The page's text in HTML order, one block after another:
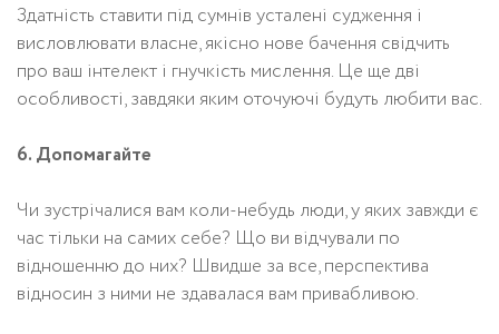
Здатність ставити під сумнів усталені судження і
висловлювати власне, якісно нове бачення свідчить
про ваш інтелект і гнучкість мислення. Це ще дві
особливості, завдяки яким оточуючі будуть любити вас.
6. Допомагайте
Чи зустрічалися вам коли-небудь люди, у яких завжди є
час тільки на самих себе? Що ви відчували по
відношенню до них? Швидше за все, перспектива
відносин з ними не здавалася вам привабливою.